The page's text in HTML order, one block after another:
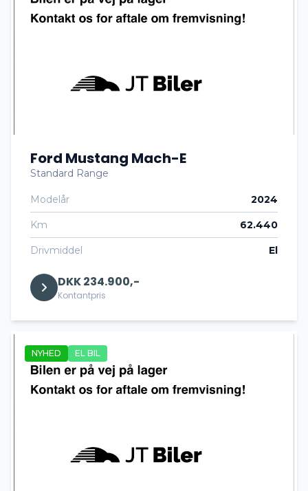
Ford Mustang Mach-E
Standard Range
Modelår 2024
Km 62.440
Drivmiddel El
DKK 234.900,-
Kontantpris
NYHED EL BIL